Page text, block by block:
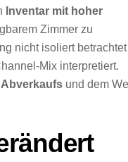
Inventar mit hoher
Zimmer zu
nicht isoliert betrachtet
Mix interpretiert.
und dem